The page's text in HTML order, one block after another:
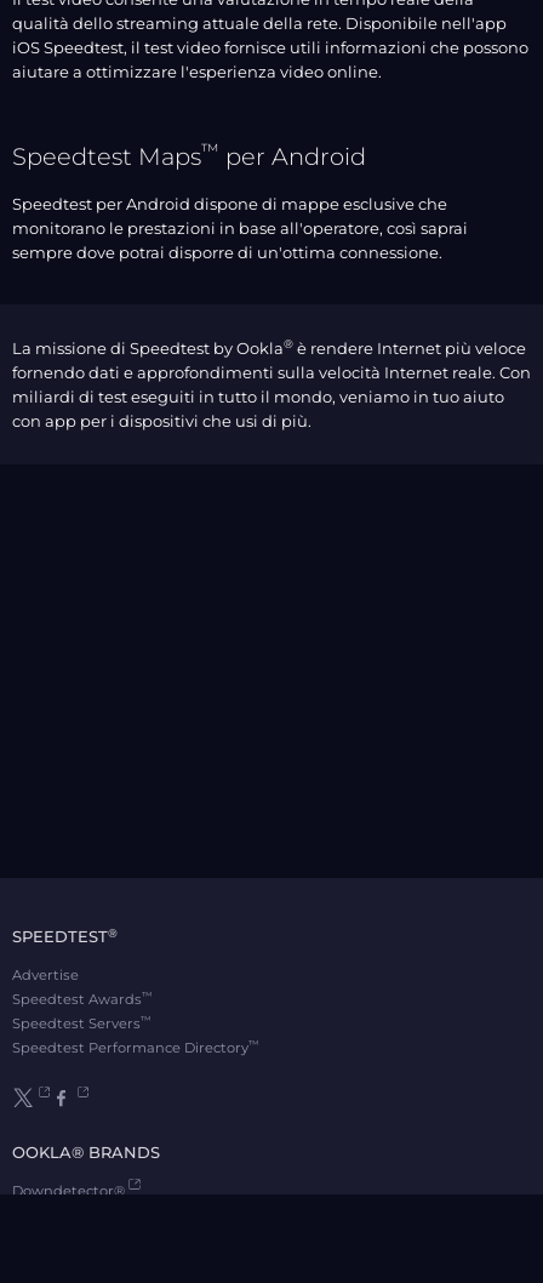
qualità dello streaming attuale della rete. Disponibile nell'app
iOS Speedtest, il test video fornisce utili informazioni che possono
aiutare a ottimizzare l'esperienza video online.
Speedtest Maps™ per Android
Speedtest per Android dispone di mappe esclusive che
monitorano le prestazioni in base all'operatore, così saprai
sempre dove potrai disporre di un'ottima connessione.
La missione di Speedtest by Ookla® è rendere Internet più veloce
fornendo dati e approfondimenti sulla velocità Internet reale. Con
miliardi di test eseguiti in tutto il mondo, veniamo in tuo aiuto
con app per i dispositivi che usi di più.
SPEEDTEST®
Advertise
Speedtest Awards™
Speedtest Servers™
Speedtest Performance Directory™
OOKLA® BRANDS
Downdetector®